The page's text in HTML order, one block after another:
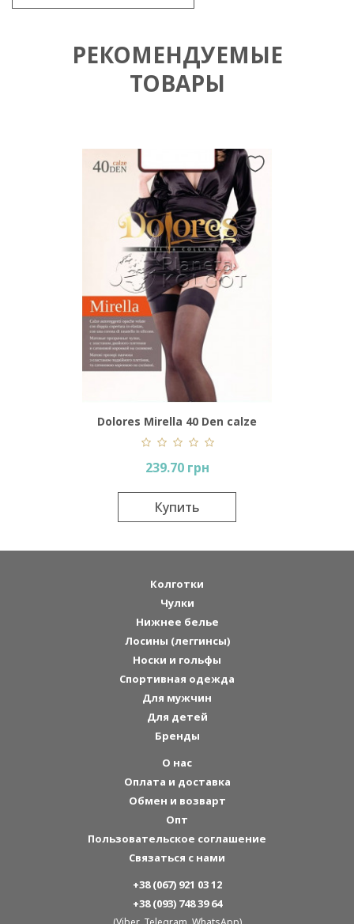
РЕКОМЕНДУЕМЫЕ
ТОВАРЫ
Dolores Mirella 40 Den calze
239.70 грн
Купить
Колготки
Чулки
Нижнее белье
Лосины (леггинсы)
Носки и гольфы
Спортивная одежда
Для мужчин
Для детей
Бренды
О нас
Оплата и доставка
Обмен и возварт
Опт
Пользовательское соглашение
Связаться с нами
+38 (067) 921 03 12
+38 (093) 748 39 64